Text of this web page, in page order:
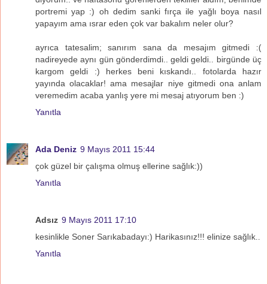
portremi yap :) oh dedim sanki fırça ile yağlı boya nasıl
yapayım ama ısrar eden çok var bakalım neler olur?
ayrıca tatesalim; sanırım sana da mesajım gitmedi :(
nadireyede aynı gün gönderdimdi.. geldi geldi.. birgünde üç
kargom geldi :) herkes beni kıskandı.. fotolarda hazır
yayında olacaklar! ama mesajlar niye gitmedi ona anlam
veremedim acaba yanlış yere mi mesaj atıyorum ben :)
Yanıtla
Ada Deniz 9 Mayıs 2011 15:44
çok güzel bir çalışma olmuş ellerine sağlık:))
Yanıtla
Adsız 9 Mayıs 2011 17:10
kesinlikle Soner Sarıkabadayı:) Harikasınız!!! elinize sağlık..
Yanıtla